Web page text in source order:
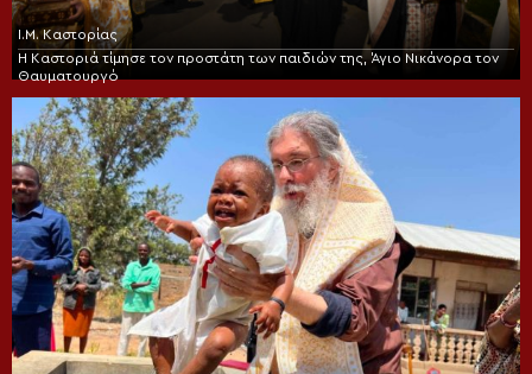
Ι.Μ. Καστορίας
Η Καστοριά τίμησε τον προστάτη των παιδιών της, Άγιο Νικάνορα τον
Θαυματουργό